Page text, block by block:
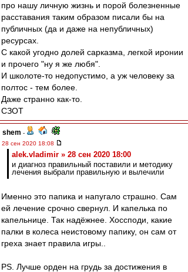
про нашу личную жизнь и порой болезненные
расставания таким образом писали бы на
публичных (да и даже на непубличных)
ресурсах.
С какой угодно долей сарказма, легкой иронии
и прочего "ну я же любя".
И школоте-то недопустимо, а уж человеку за
полтос - тем более.
Даже странно как-то.
СЗОТ
shem -
28 сен 2020 18:08
alek.vladimir » 28 сен 2020 18:00
и диагноз правильный поставили и методику
лечения выбрали правильную и вылечили
Именно это папика и напугало страшно. Сам
ей лечение срочно свернул. И капелька по
капельнице. Так надёжнее. Хоссподи, какие
палки в колеса неистовому папику, он сам от
греха знает правила игры..
PS. Лучше орден на грудь за достижения в